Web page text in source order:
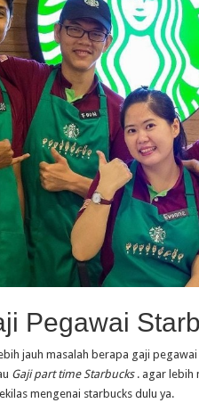
Pegawai
jauh masalah berapa gaji
Gaji part time Starbucks . agar lebih
mengenai starbucks dulu ya.